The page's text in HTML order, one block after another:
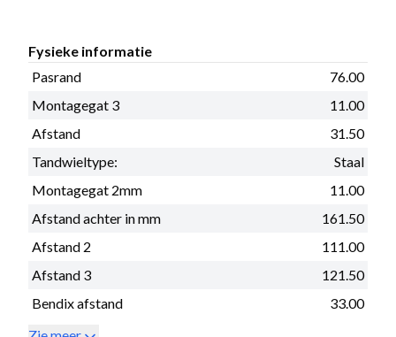
Fysieke informatie
Pasrand
76.00
Montagegat 3
11.00
Afstand
31.50
Tandwieltype:
Staal
Montagegat 2mm
11.00
Afstand achter in mm
161.50
Afstand 2
111.00
Afstand 3
121.50
Bendix afstand
33.00